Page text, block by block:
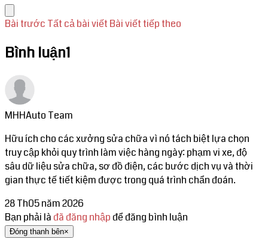
Bài trước Tất cả bài viết Bài viết tiếp theo
Bình luận1
MHHAuto Team
Hữu ích cho các xưởng sửa chữa vì nó tách biệt lựa chọn
truy cập khỏi quy trình làm việc hàng ngày: phạm vi xe, độ
sâu dữ liệu sửa chữa, sơ đồ điện, các bước dịch vụ và thời
gian thực tế tiết kiệm được trong quá trình chẩn đoán.
28 Th05 năm 2026
Bạn phải là đã đăng nhậpđể đăng bình luận
Đóng thanh bên×